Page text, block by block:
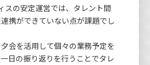
スの安定運営では、タレント間
携ができていない点が課題でし
会を活用して個々の業務予定を
日の振り返りを行うことでタレ